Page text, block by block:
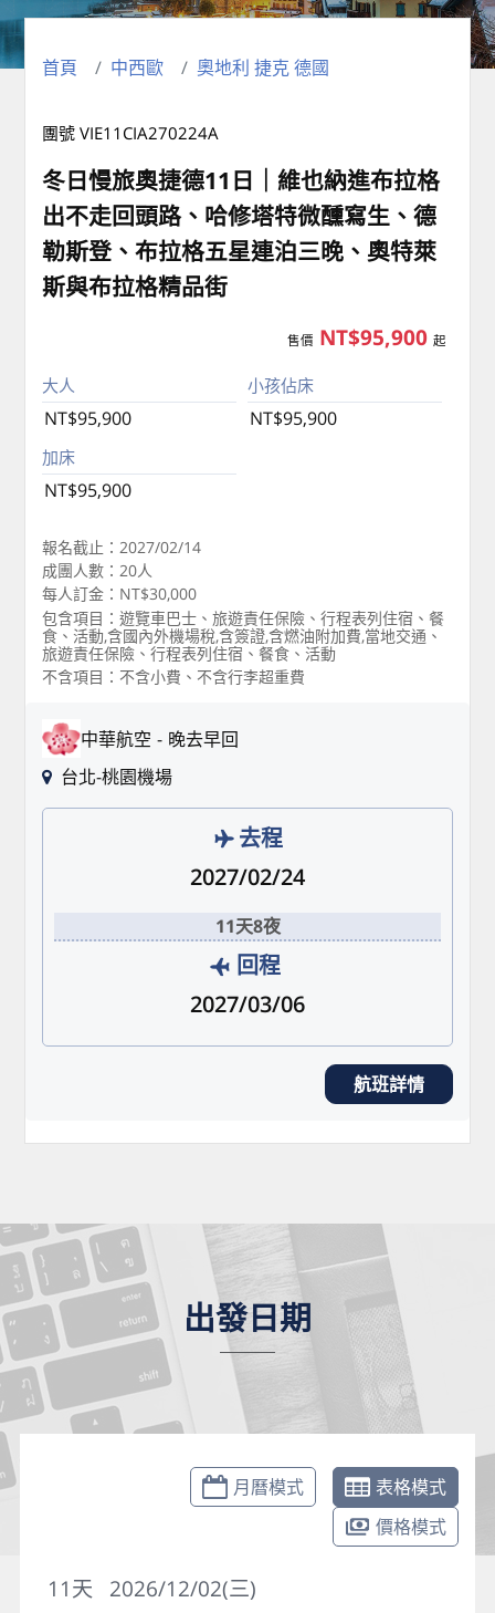
首頁 中西歐 奧地利 捷克 德國
團號 VIE11CIA270224A
冬日慢旅奧捷德11日｜維也納進布拉格
出不走回頭路、哈修塔特微醺寫生、德
勒斯登、布拉格五星連泊三晚、奧特萊
斯與布拉格精品街
售價 NT$95,900 起
大人
NT$95,900
小孩佔床
NT$95,900
加床
NT$95,900
報名截止：2027/02/14
成團人數：20人
每人訂金：NT$30,000
包含項目：遊覽車巴士、旅遊責任保險、行程表列住宿、餐
食、活動,含國內外機場稅,含簽證,含燃油附加費,當地交通、
旅遊責任保險、行程表列住宿、餐食、活動
不含項目：不含小費、不含行李超重費
中華航空
晚去早回
台北-桃園機場
去程
2027/02/24
11天8夜
回程
2027/03/06
航班詳情
出發日期
月曆模式
表格模式
價格模式
2026/12/02(三)
11天